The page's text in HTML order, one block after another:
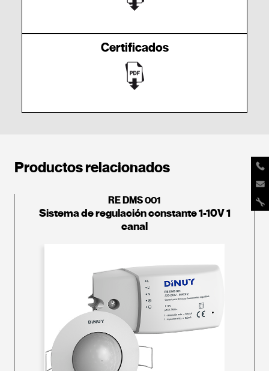
Certificados
Productos relacionados
RE DMS 001
Sistema de regulación constante 1-10V 1
canal